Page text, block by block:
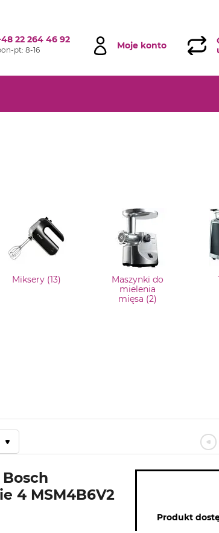
22 264 46 92
pt: 8-16 Moje konto
Miksery (13)
Maszynki do
mielenia
mięsa (2)
4 MSM4B6V2
Produkt